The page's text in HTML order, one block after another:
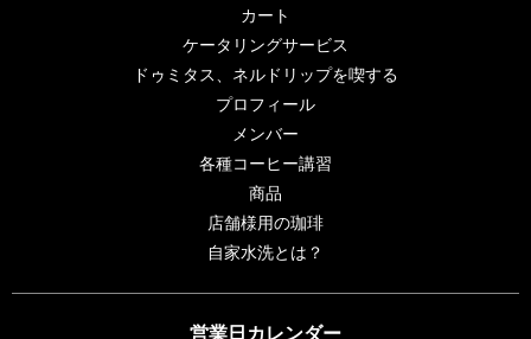
カート
ケータリングサービス
ドゥミタス、ネルドリップを喫する
プロフィール
メンバー
各種コーヒー講習
商品
店舗様用の珈琲
自家水洗とは？
営業日カレンダー